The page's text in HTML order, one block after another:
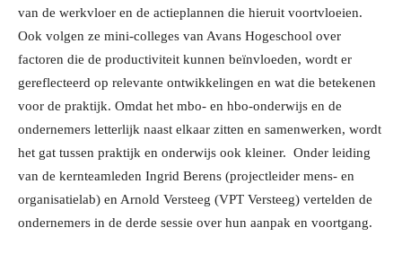
van de werkvloer en de actieplannen die hieruit voortvloeien.
Ook volgen ze mini-colleges van Avans Hogeschool over
factoren die de productiviteit kunnen beïnvloeden, wordt er
gereflecteerd op relevante ontwikkelingen en wat die betekenen
voor de praktijk. Omdat het mbo- en hbo-onderwijs en de
ondernemers letterlijk naast elkaar zitten en samenwerken, wordt
het gat tussen praktijk en onderwijs ook kleiner. Onder leiding
van de kernteamleden Ingrid Berens (projectleider mens- en
organisatielab) en Arnold Versteeg (VPT Versteeg) vertelden de
ondernemers in de derde sessie over hun aanpak en voortgang.